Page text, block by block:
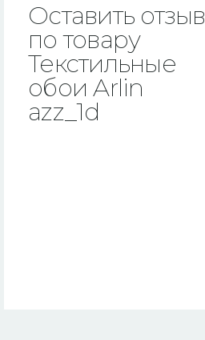
Оставить отзыв
по товару
Текстильные
обои Arlin
azz_1d